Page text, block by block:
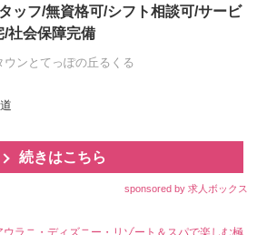
ッフ/無資格可/シフト相談可/サービ
/社会保障完備
ンとてっぽの丘るくる
続きはこちら
sponsored by 求人ボックス